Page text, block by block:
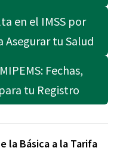
en el IMSS por
Asegurar tu Salud
Fechas,
tu Registro
la Básica a la Tarifa